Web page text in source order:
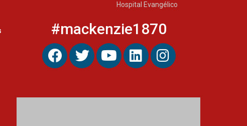
Hospital Evangélico
#mackenzie1870